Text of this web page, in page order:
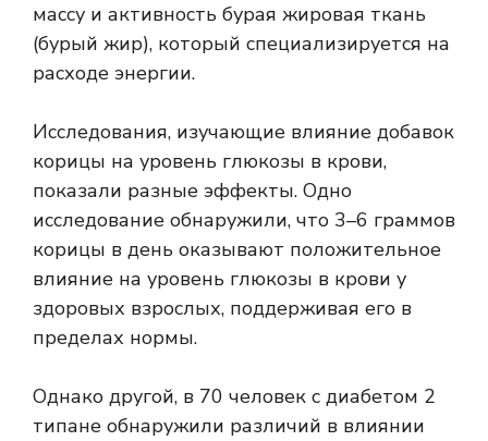
массу и активность бурая жировая ткань
(бурый жир), который специализируется на
расходе энергии.
Исследования, изучающие влияние добавок
корицы на уровень глюкозы в крови,
показали разные эффекты. Одно
исследование обнаружили, что 3–6 граммов
корицы в день оказывают положительное
влияние на уровень глюкозы в крови у
здоровых взрослых, поддерживая его в
пределах нормы.
Однако другой, в 70 человек с диабетом 2
типане обнаружили различий в влиянии